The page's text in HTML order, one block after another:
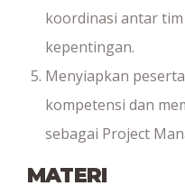
koordinasi antar
kepentingan.
Menyiapkan
kompetensi dan
sebagai Project
MATERI